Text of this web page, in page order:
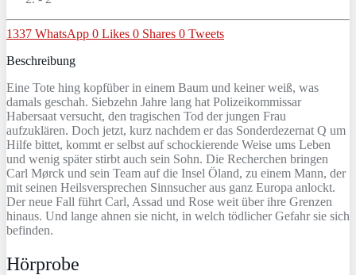
1337 WhatsApp 0 Likes 0 Shares 0 Tweets
Beschreibung
Eine Tote hing kopfüber in einem Baum und keiner weiß, was
damals geschah. Siebzehn Jahre lang hat Polizeikommissar
Habersaat versucht, den tragischen Tod der jungen Frau
aufzuklären. Doch jetzt, kurz nachdem er das Sonderdezernat Q um
Hilfe bittet, kommt er selbst auf schockierende Weise ums Leben
und wenig später stirbt auch sein Sohn. Die Recherchen bringen
Carl Mørck und sein Team auf die Insel Öland, zu einem Mann, der
mit seinen Heilsversprechen Sinnsucher aus ganz Europa anlockt.
Der neue Fall führt Carl, Assad und Rose weit über ihre Grenzen
hinaus. Und lange ahnen sie nicht, in welch tödlicher Gefahr sie sich
befinden.
Hörprobe